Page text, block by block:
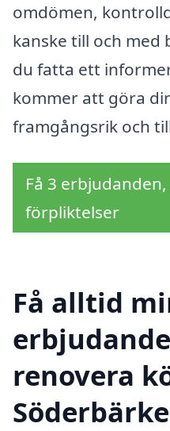
omdömen,
kanske till och med
du fatta ett
kommer att göra
framgångsrik och
Få 3
förpliktelser
Få alltid
renovera
Söderbärke